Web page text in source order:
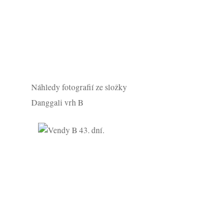
Náhledy fotografií ze složky
Danggali vrh B